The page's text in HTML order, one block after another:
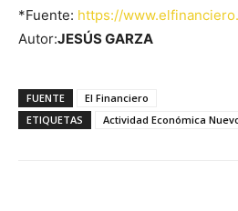
*Fuente: https://
Autor:JESÚS GARZA
FUENTE
El Financiero
ETIQUETAS
Actividad Económica